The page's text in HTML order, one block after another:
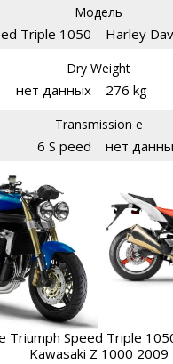
Модель
Triple 1050 Harley
Dry Weight
нет данных 276 kg
Transmission e
6 S peed нет
Triumph Speed Triple
Kawasaki Z 1000 2009